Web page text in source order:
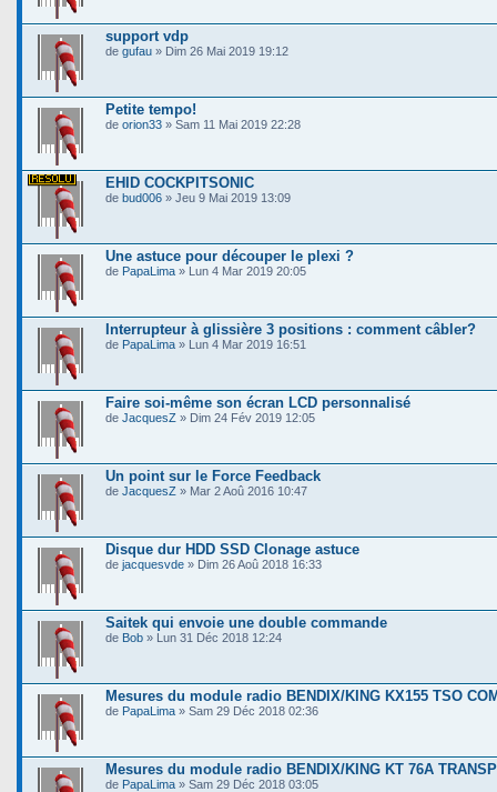
support vdp
de gufau » Dim 26 Mai 2019 19:12
Petite tempo!
de orion33 » Sam 11 Mai 2019 22:28
EHID COCKPITSONIC
de bud006 » Jeu 9 Mai 2019 13:09
Une astuce pour découper le plexi ?
de PapaLima » Lun 4 Mar 2019 20:05
Interrupteur à glissière 3 positions : comment câbler?
de PapaLima » Lun 4 Mar 2019 16:51
Faire soi-même son écran LCD personnalisé
de JacquesZ » Dim 24 Fév 2019 12:05
Un point sur le Force Feedback
de JacquesZ » Mar 2 Aoû 2016 10:47
Disque dur HDD SSD Clonage astuce
de jacquesvde » Dim 26 Aoû 2018 16:33
Saitek qui envoie une double commande
de Bob » Lun 31 Déc 2018 12:24
Mesures du module radio BENDIX/KING KX155 TSO
de PapaLima » Sam 29 Déc 2018 02:36
Mesures du module radio BENDIX/KING KT 76A
de PapaLima » Sam 29 Déc 2018 03:05